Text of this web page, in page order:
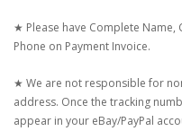
★ Please have Complete
Phone on Payment Invoice.
★ We are not responsible for
address. Once the tracking
appear in your eBay/PayPal